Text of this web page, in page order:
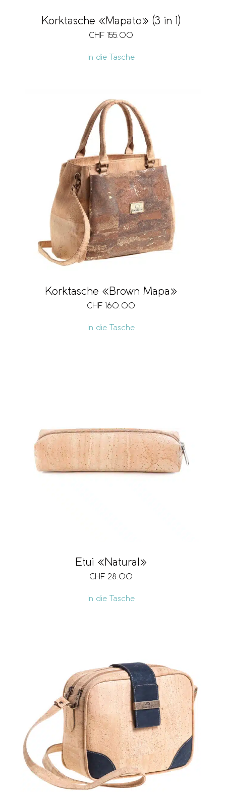
Korktasche «Mapato» (3 in 1)
CHF 155.00
In die Tasche
Korktasche «Brown Mapa»
CHF 160.00
In die Tasche
Etui «Natural»
CHF 28.00
In die Tasche